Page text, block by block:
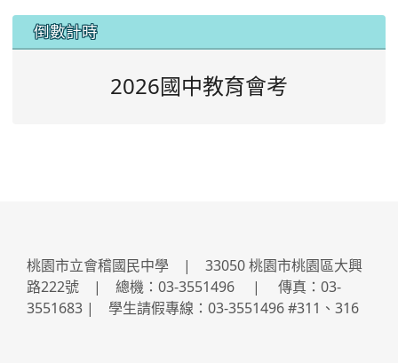
::: 倒數計時
2026國中教育會考
桃園市立會稽國民中學 | 33050 桃園市桃園區大興
路222號 | 總機：03-3551496 | 傳真：03-
3551683 | 學生請假專線：03-3551496 #311、316